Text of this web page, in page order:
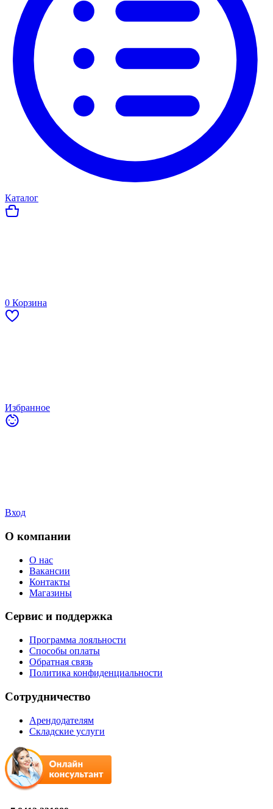
Каталог
0 Корзина
Избранное
Вход
О компании
О нас
Вакансии
Контакты
Магазины
Сервис и поддержка
Программа лояльности
Способы оплаты
Обратная связь
Политика конфиденциальности
Сотрудничество
Арендодателям
Складские услуги